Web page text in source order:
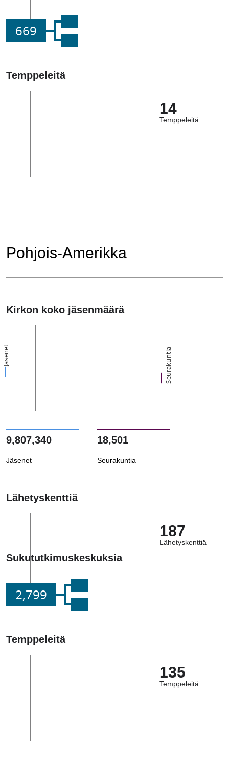
669
Temppeleitä
14
Temppeleitä
Pohjois-Amerikka
Kirkon koko jäsenmäärä
Jäsenet Seurakuntia
9,807,340
Jäsenet
18,501
Seurakuntia
Lähetyskenttiä
187
Lähetyskenttiä
Sukututkimuskeskuksia
2,799
Temppeleitä
135
Temppeleitä